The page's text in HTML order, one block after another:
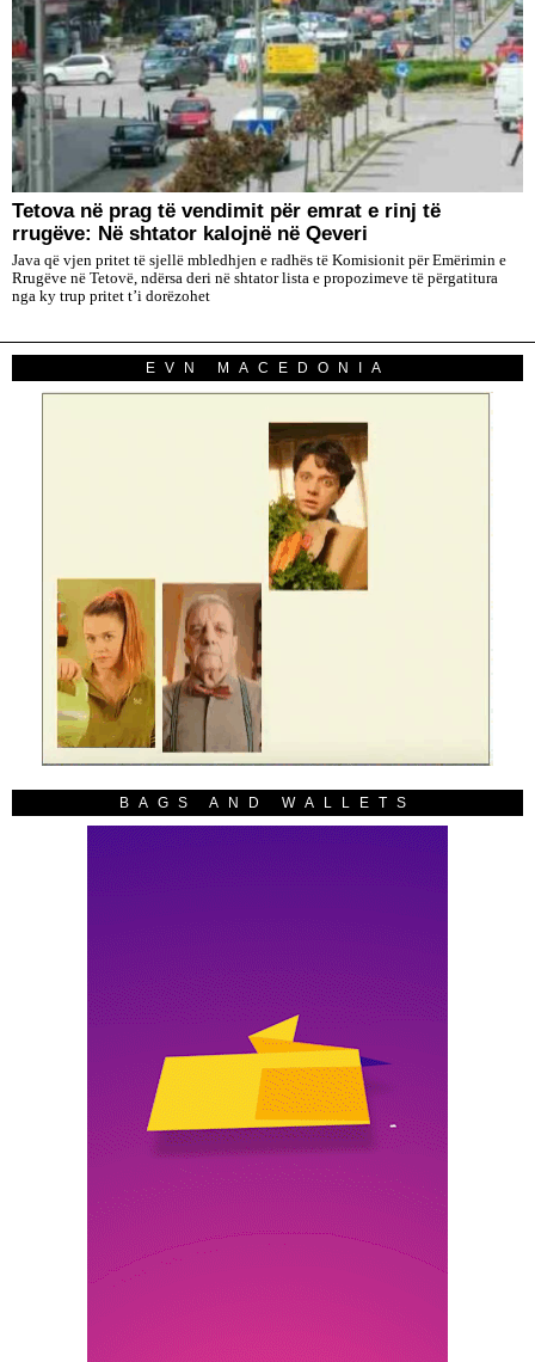
Tetova në prag të vendimit për emrat e rinj të
rrugëve: Në shtator kalojnë në Qeveri
Java që vjen pritet të sjellë mbledhjen e radhës të Komisionit për Emërimin e
Rrugëve në Tetovë, ndërsa deri në shtator lista e propozimeve të përgatitura
nga ky trup pritet t’i dorëzohet
EVN MACEDONIA
BAGS AND WALLETS